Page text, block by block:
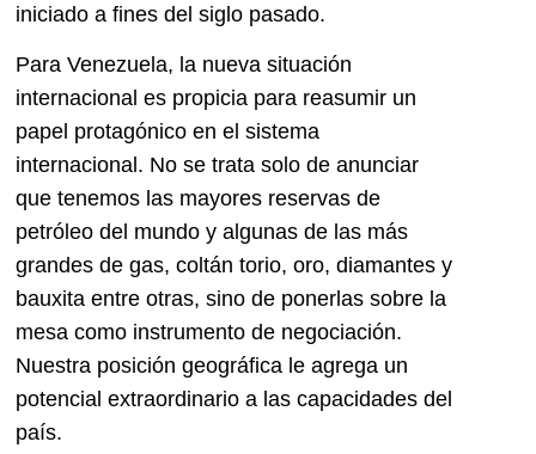
iniciado a fines del siglo pasado.
Para Venezuela, la nueva situación
internacional es propicia para reasumir un
papel protagónico en el sistema
internacional. No se trata solo de anunciar
que tenemos las mayores reservas de
petróleo del mundo y algunas de las más
grandes de gas, coltán torio, oro, diamantes y
bauxita entre otras, sino de ponerlas sobre la
mesa como instrumento de negociación.
Nuestra posición geográfica le agrega un
potencial extraordinario a las capacidades del
país.